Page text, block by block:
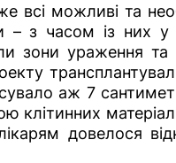
всі можливі та
– з часом із них у
зони ураження та
аж 7
клітинних
довелося